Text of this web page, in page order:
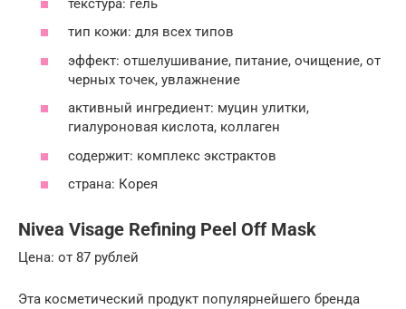
тип кожи: для всех типов
эффект: отшелушивание, питание, очищение, от
черных точек, увлажнение
активный ингредиент: муцин улитки,
гиалуроновая кислота, коллаген
содержит: комплекс экстрактов
страна: Корея
Nivea Visage Refining Peel Off Mask
Цена: от 87 рублей
Эта косметический продукт популярнейшего бренда